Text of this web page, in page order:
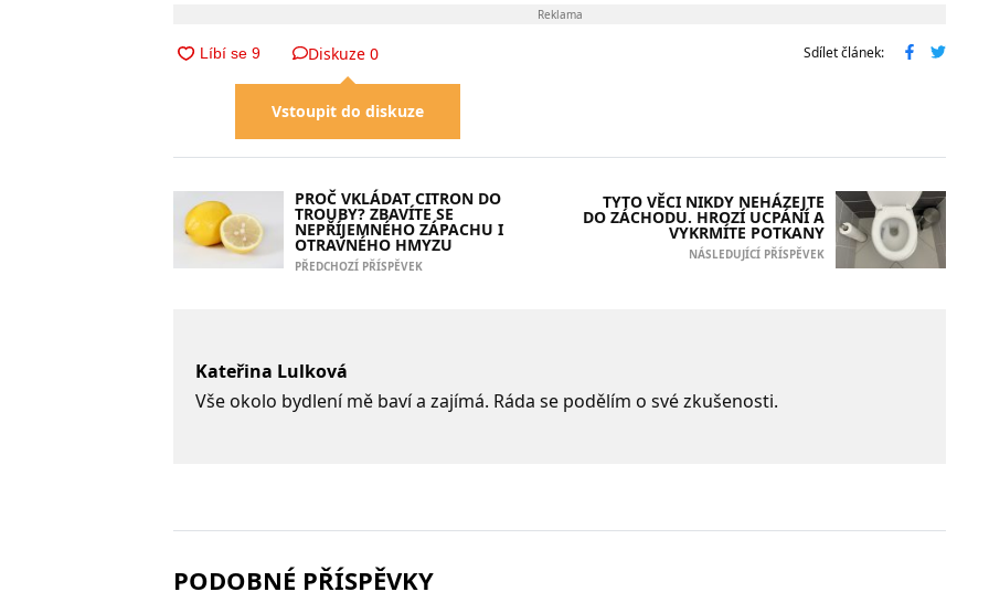
Reklama
Diskuze 0
Vstoupit do diskuze
Sdílet článek:
PROČ VKLÁDAT CITRON DO
TROUBY? ZBAVÍTE SE
NEPŘÍJEMNÉHO ZÁPACHU I
OTRAVNÉHO HMYZU
PŘEDCHOZÍ PŘÍSPĚVEK
TYTO VĚCI NIKDY NEHÁZEJTE
DO ZÁCHODU. HROZÍ UCPÁNÍ A
VYKRMÍTE POTKANY
NÁSLEDUJÍCÍ PŘÍSPĚVEK
Kateřina Lulková
Vše okolo bydlení mě baví a zajímá. Ráda se podělím o své zkušenosti.
PODOBNÉ PŘÍSPĚVKY